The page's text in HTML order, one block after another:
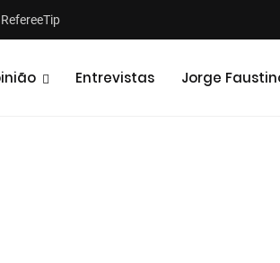
Entrevistas Jorge